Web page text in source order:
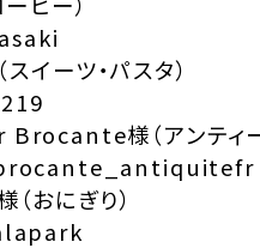
イーツ・パスタ）
様（アンティー
おにぎり）